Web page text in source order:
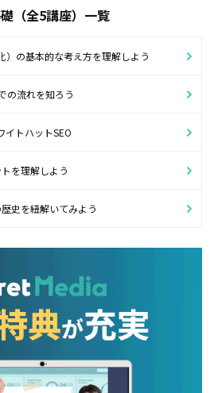
（全5講座）一覧
）の基本的な考え方を理解しよう
の流れを知ろう
イトハットSEO
を理解しよう
史を紐解いてみよう